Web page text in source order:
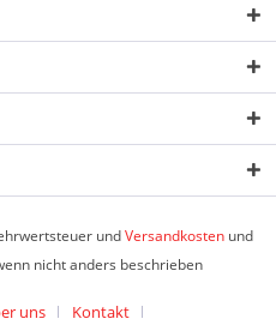
undVersandkostenund
nicht anders beschrieben
uns Kontakt